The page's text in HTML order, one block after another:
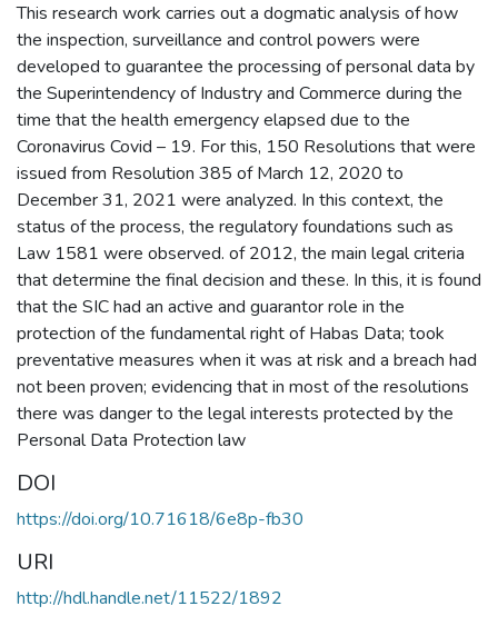
This research work carries out a dogmatic analysis of how
the inspection, surveillance and control powers were
developed to guarantee the processing of personal data by
the Superintendency of Industry and Commerce during the
time that the health emergency elapsed due to the
Coronavirus Covid – 19. For this, 150 Resolutions that were
issued from Resolution 385 of March 12, 2020 to
December 31, 2021 were analyzed. In this context, the
status of the process, the regulatory foundations such as
Law 1581 were observed. of 2012, the main legal criteria
that determine the final decision and these. In this, it is found
that the SIC had an active and guarantor role in the
protection of the fundamental right of Habas Data; took
preventative measures when it was at risk and a breach had
not been proven; evidencing that in most of the resolutions
there was danger to the legal interests protected by the
Personal Data Protection law
DOI
https://doi.org/10.71618/6e8p-fb30
URI
http://hdl.handle.net/11522/1892